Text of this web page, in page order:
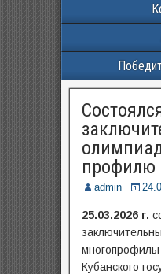
профилю
admin
25.03.2026 г.
Кубанского